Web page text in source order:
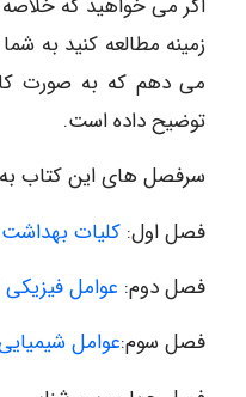
می دهم که به صورت
توضیح داده است.
سرفصل های این کتاب
فصل اول: کلیات
فصل دوم: عوامل فیزیکی
فصل سوم:عوامل